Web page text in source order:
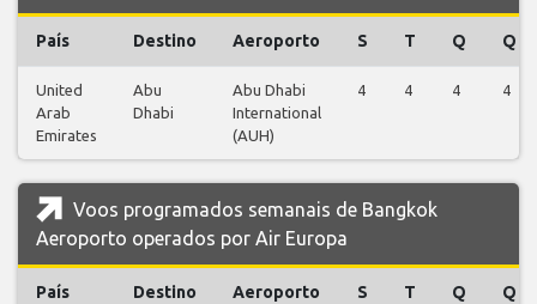
País Destino Aeroporto S T Q Q
United
Arab
Emirates
Abu
Dhabi
Abu Dhabi
International
(AUH)
4 4 4 4
Voos programados semanais de Bangkok
Aeroporto operados por Air Europa
País Destino Aeroporto S T Q Q